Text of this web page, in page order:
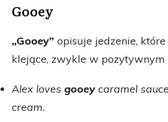
Gooey
„Gooey” opisuje jedzenie,
klejące, zwykle w pozytywnym
Alex loves gooeycaramel
cream.